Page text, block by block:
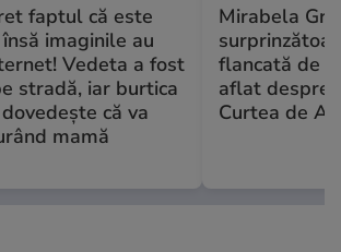
faptul că este
imaginile au
Vedeta a fost
stradă, iar burtica
că va
mamă
Mirabela
flancată de
aflat despre
Curtea de